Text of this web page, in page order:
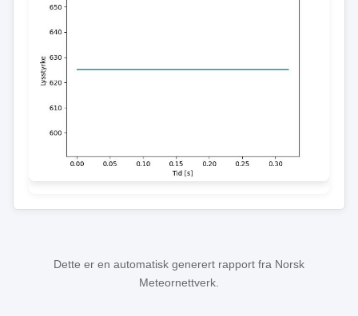
Dette er en automatisk generert rapport fra Norsk
Meteornettverk.